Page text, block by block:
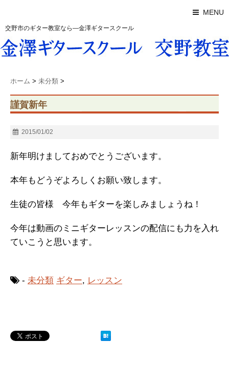
MENU
交野市のギター教室なら―金澤ギタースクール
ホーム > 未分類 >
謹賀新年
2015/01/02
新年明けましておめでとうございます。
本年もどうぞよろしくお願い致します。
生徒の皆様 今年もギターを楽しみましょうね！
今年は動画のミニギターレッスンの配信にも力を入れ
ていこうと思います。
- 未分類 ギター, レッスン